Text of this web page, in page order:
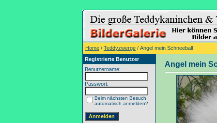
Home / Teddyzwerge / Angel mein Schneeball
Registrierte Benutzer
Benutzername:
Passwort:
Beim nächsten Besuch
automatisch anmelden?
Angel mein